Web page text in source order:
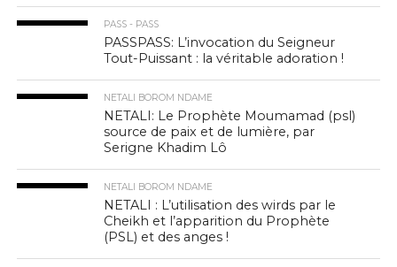
PASS - PASS
PASSPASS: L’invocation du Seigneur
Tout-Puissant : la véritable adoration !
NETALI BOROM NDAME
NETALI: Le Prophète Moumamad (psl)
source de paix et de lumière, par
Serigne Khadim Lô
NETALI BOROM NDAME
NETALI : L’utilisation des wirds par le
Cheikh et l’apparition du Prophète
(PSL) et des anges !